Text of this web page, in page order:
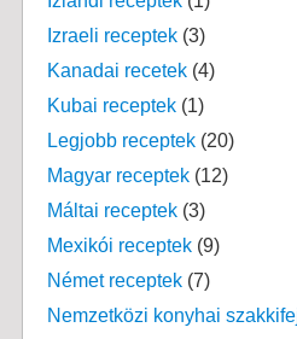
Izraeli receptek(3)
Kanadai recetek(4)
Kubai receptek(1)
Legjobb receptek(20)
Magyar receptek(12)
Máltai receptek(3)
Mexikói receptek(9)
Német receptek(7)
Nemzetközi konyhai